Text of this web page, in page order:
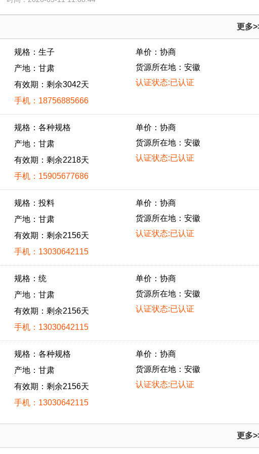
更多
规格：生子
产地：甘肃
有效期：剩余3042天
手机：18756885666
单价：协商
货源所在地：安徽
认证状态:已认证
规格：各种规格
产地：甘肃
有效期：剩余2218天
手机：15905677686
单价：协商
货源所在地：安徽
认证状态:已认证
规格：投料
产地：甘肃
有效期：剩余2156天
手机：13030642115
单价：协商
货源所在地：安徽
认证状态:已认证
规格：统
产地：甘肃
有效期：剩余2156天
手机：13030642115
单价：协商
货源所在地：安徽
认证状态:已认证
规格：各种规格
产地：甘肃
有效期：剩余2156天
手机：13030642115
单价：协商
货源所在地：安徽
认证状态:已认证
更多